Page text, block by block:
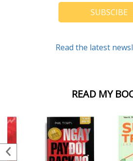
READ MY
SUBSCIBE
Read the latest